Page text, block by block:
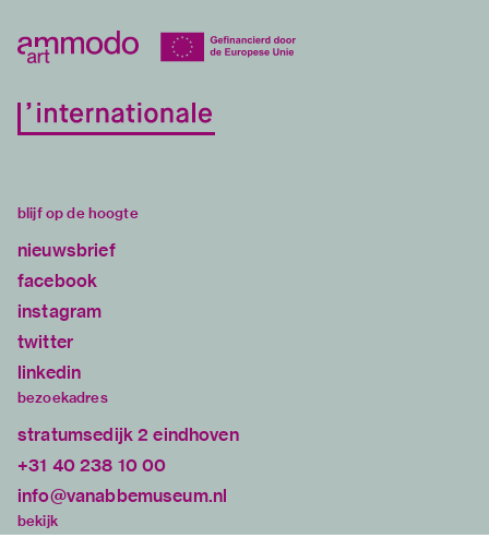
blijf op de hoogte
nieuwsbrief
facebook
instagram
twitter
linkedin
bezoekadres
stratumsedijk 2 eindhoven
+31 40 238 10 00
info@vanabbemuseum.nl
bekijk